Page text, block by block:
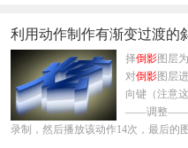
利用动作制作有渐变过渡的
择倒影图层
对倒影图层
向键（注意
——调整——色
录制，然后播放该动作14次，最后的